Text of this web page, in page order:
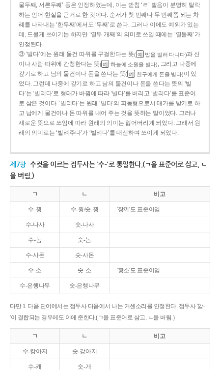
물두째, 서른두째’ 등은 인정하였는데, 이는 받침 ‘ㄹ’ 발음이 분명히 탈락
하는 언어 현실을 근거로 한 것이다. 순서가 첫 번째나 두 번째쯤 되는 차
례를 나타내는 ‘한두째’에서도 ‘두째’로 쓴다. 그러나 이에도 예외가 있는
데, 드물게 쓰이기는 하지만 ‘열두 개째’의 의미로 쓰일 때에는 ‘열둘째’가
인정된다.
③ ‘빌다’에는 원래 물건 따위를 구걸한다는 뜻( 예 밥을 빌러 다니다)과 신
이나 사람 따위에 간청한다는 뜻( 예 하늘에 소원을 빌다), 그리고 나중에
갚기로 하고 남의 물건이나 돈을 쓴다는 뜻( 예 친구에게 돈을 빌다)이 있
었다. 그런데 나중에 갚기로 하고 남의 물건이나 돈을 쓴다는 뜻의 ‘빌
다’는 ‘빌리다’로 형태가 바뀜에 따라 ‘빌다’를 버리고 ‘빌리다’를 표준어
로 삼은 것이다. ‘빌리다’는 원래 ‘빌다’의 피동형으로서 대가를 받기로 하
고 남에게 물건이나 돈 따위를 내어 주는 것을 뜻하는 말이었다. 그러나
새로운 뜻으로 쓰임에 따라 원래의 의미는 잃어버리게 되었다. 그래서 원
래의 의미로는 ‘빌려주다’가 ‘빌리다’를 대신하여 쓰이게 되었다.
제7항 수컷을 이르는 접두사는 '수-'로 통일한다.(ㄱ을 표준어로 삼고, ㄴ
을 버림.)
ㄱ ㄴ 비고
수-꿩 수-퀑/숫-꿩 '장끼'도 표준어임.
수-나사 숫-나사
수-놈 숫-놈
수-사돈 숫-사돈
수-소 숫-소 '황소'도 표준어임.
수-은행나무 숫-은행나무
다만 1. 다음 단어에서는 접두사 다음에서 나는 거센소리를 인정한다. 접두사 '암-
'이 결합되는 경우에도 이에 준한다.(ㄱ을 표준어로 삼고, ㄴ을 버림.)
ㄱ ㄴ 비고
수-캉아지 숫-강아지
수-캐 숫-개